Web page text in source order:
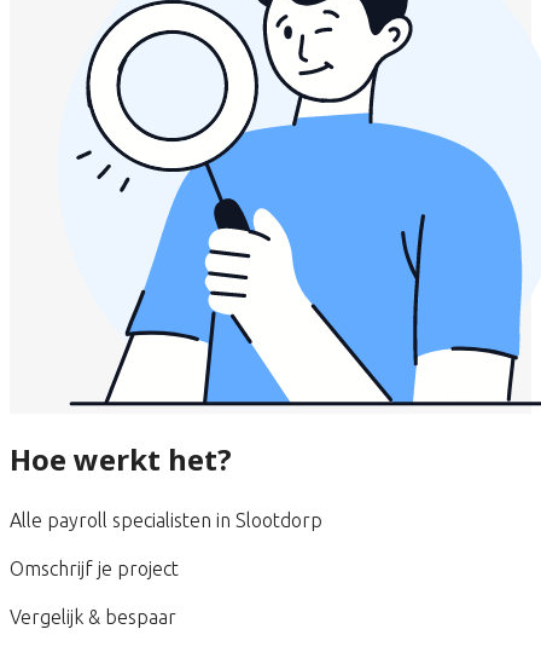
Hoe werkt het?
Alle payroll specialisten in Slootdorp
Omschrijf je project
Vergelijk & bespaar